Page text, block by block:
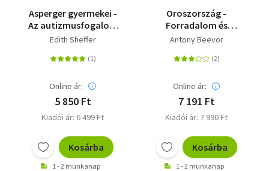
Asperger gyermekei -
Az autizmusfogalom
gyökerei a bécsi
Edith Sheffer
Online ár:
5 850 Ft
Kiadói ár: 6 499 Ft
Kosárba
1 - 2 munkanap
Oroszország -
Forradalom és
polgárháború, 1917-
Antony Beevor
Online ár:
7 191 Ft
Kiadói ár: 7 990 Ft
Kosárba
1 - 2 munkanap